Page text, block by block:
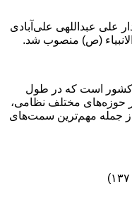
علی عبداللهی علی‌آبادی
(ص) منصوب شد.
کشور است که در طول
حوزه‌های مختلف نظامی،
از جمله مهم‌ترین سمت‌های